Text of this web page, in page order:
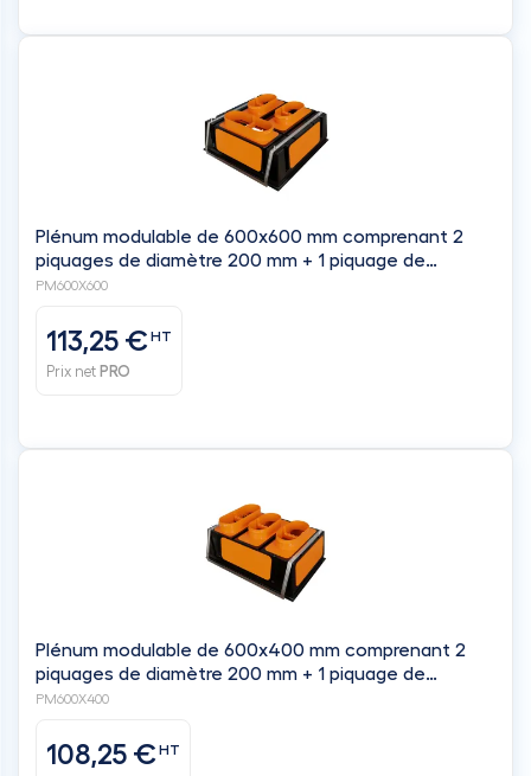
Plénum modulable de 600x600 mm comprenant 2
piquages de diamètre 200 mm + 1 piquage de
diamètre 250 mm + 3 obturateurs - BAILLINDUSTRIE
PM600X600
113,25 €HT
Prix net PRO
Plénum modulable de 600x400 mm comprenant 2
piquages de diamètre 200 mm + 1 piquage de
diamètre 250 mm + 3 obturateurs - BAILLINDUSTRIE
PM600X400
108,25 €HT